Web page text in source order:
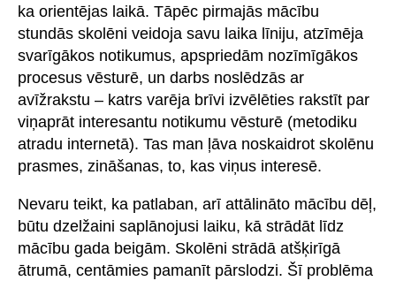
ka orientējas laikā. Tāpēc pirmajās mācību
stundās skolēni veidoja savu laika līniju, atzīmēja
svarīgākos notikumus, apspriedām nozīmīgākos
procesus vēsturē, un darbs noslēdzās ar
avīžrakstu – katrs varēja brīvi izvēlēties rakstīt par
viņaprāt interesantu notikumu vēsturē (metodiku
atradu internetā). Tas man ļāva noskaidrot skolēnu
prasmes, zināšanas, to, kas viņus interesē.
Nevaru teikt, ka patlaban, arī attālināto mācību dēļ,
būtu dzelžaini saplānojusi laiku, kā strādāt līdz
mācību gada beigām. Skolēni strādā atšķirīgā
ātrumā, centāmies pamanīt pārslodzi. Šī problēma